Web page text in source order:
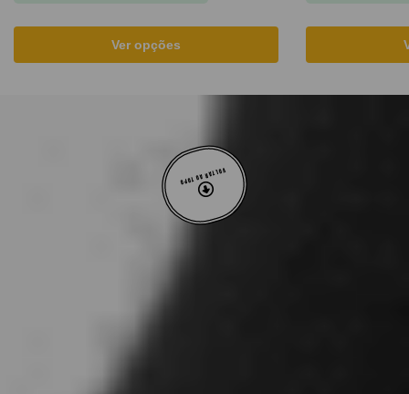
Ver opções
VOLTAR AO TOPO